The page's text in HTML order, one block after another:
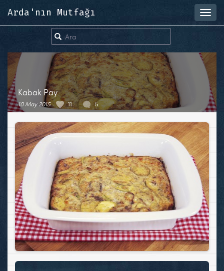
Arda'nın Mutfağı
Kabak Pay
10 May 2015 11 5